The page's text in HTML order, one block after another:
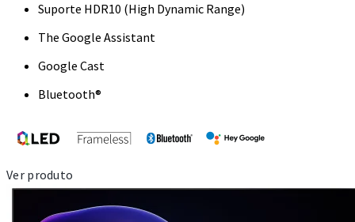
Suporte HDR10 (High Dynamic Range)
The Google Assistant
Google Cast
Bluetooth®
Ver produto